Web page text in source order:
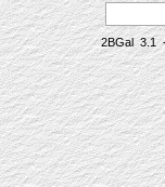
2BGal 3.1